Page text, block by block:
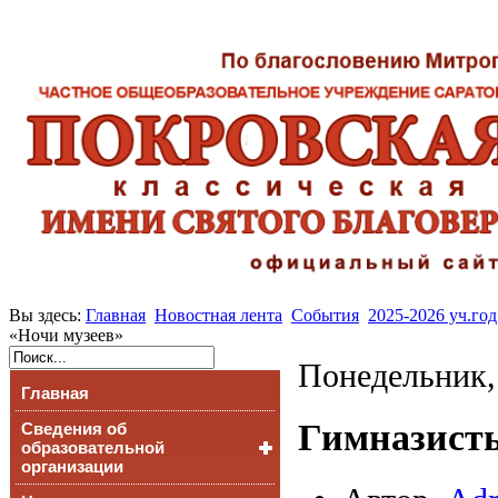
Вы здесь: Главная Новостная лента События 2025-2026 уч.год
«Ночи музеев»
Главная
Сведения об
образовательной
организации